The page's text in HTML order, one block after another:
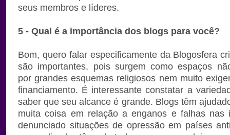
seus membros e líderes.
5 - Qual é a importância dos blogs para você?
Bom, quero falar especificamente da Blogosfera
são importantes, pois surgem como espaços
por grandes esquemas religiosos nem muito
financiamento. É interessante constatar a
saber que seu alcance é grande. Blogs têm
muita coisa em relação a enganos e falhas nas
denunciado situações de opressão em países